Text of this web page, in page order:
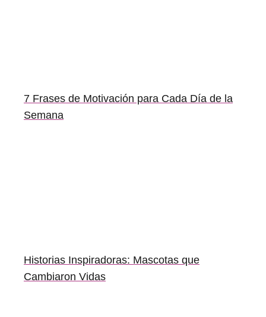
7 Frases de Motivación para Cada Día de la
Semana
Historias Inspiradoras: Mascotas que
Cambiaron Vidas